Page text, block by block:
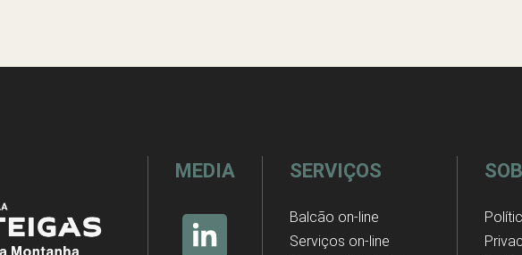
MEDIA SERVIÇOS
Balcão on-line
Serviços on-line